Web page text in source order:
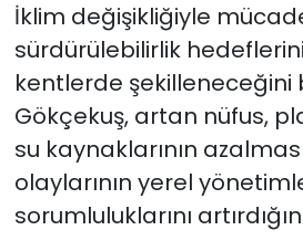
İklim değişikliğiyle
sürdürülebilirlik
kentlerde şekilleneceğini
Gökçekuş, artan nüfus,
su kaynaklarının
olaylarının yerel
sorumluluklarını